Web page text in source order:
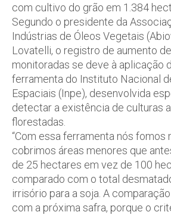
com cultivo do grão em 1.384
Segundo o presidente da
Indústrias de Óleos Vegetais
Lovatelli, o registro de aumento
monitoradas se deve à aplicação
ferramenta do Instituto Nacional
Espaciais (Inpe), desenvolvida
detectar a existência de culturas
florestadas.
“Com essa ferramenta nós fomos
cobrimos áreas menores que
de 25 hectares em vez de 100
comparado com o total
irrisório para a soja. A
com a próxima safra, porque o